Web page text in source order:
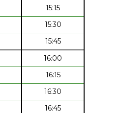
15:15
15:30
15:45
16:00
16:15
16:30
16:45